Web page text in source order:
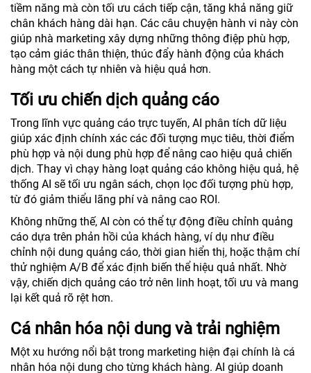
tiềm năng mà còn tối ưu cách tiếp cận, tăng khả năng giữ
chân khách hàng dài hạn. Các câu chuyện hành vi này còn
giúp nhà marketing xây dựng những thông điệp phù hợp,
tạo cảm giác thân thiện, thúc đẩy hành động của khách
hàng một cách tự nhiên và hiệu quả hơn.
Tối ưu chiến dịch quảng cáo
Trong lĩnh vực quảng cáo trực tuyến, AI phân tích dữ liệu
giúp xác định chính xác các đối tượng mục tiêu, thời điểm
phù hợp và nội dung phù hợp để nâng cao hiệu quả chiến
dịch. Thay vì chạy hàng loạt quảng cáo không hiệu quả, hệ
thống AI sẽ tối ưu ngân sách, chọn lọc đối tượng phù hợp,
từ đó giảm thiểu lãng phí và nâng cao ROI.
Không những thế, AI còn có thể tự động điều chỉnh quảng
cáo dựa trên phản hồi của khách hàng, ví dụ như điều
chỉnh nội dung quảng cáo, thời gian hiển thị, hoặc thậm chí
thử nghiệm A/B để xác định biến thể hiệu quả nhất. Nhờ
vậy, chiến dịch quảng cáo trở nên linh hoạt, tối ưu và mang
lại kết quả rõ rệt hơn.
Cá nhân hóa nội dung và trải nghiệm
Một xu hướng nổi bật trong marketing hiện đại chính là cá
nhân hóa nội dung cho từng khách hàng. AI giúp doanh